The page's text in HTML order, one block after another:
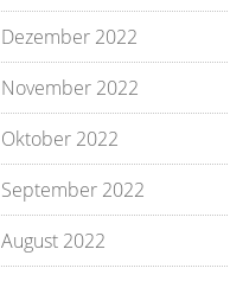
Dezember 2022
November 2022
Oktober 2022
September 2022
August 2022